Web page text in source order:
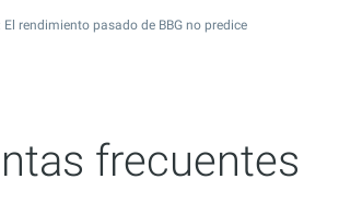
: El rendimiento pasado de BBG no predice
frecuentes